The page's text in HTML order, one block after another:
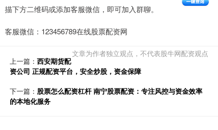
描下方二维码或添加客服微信，即可加入群聊。
客服微信：123456789在线股票配资网
文章为作者独立观点，不代表股牛网配资观点
上一篇： 西安期货配
资公司 正规配资平台，安全炒股，资金保障
下一篇： 股票怎么配资杠杆 南宁股票配资：专注风控与资金效率
的本地化服务